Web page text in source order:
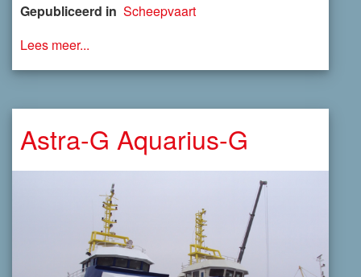
Gepubliceerd in Scheepvaart
Lees meer...
Astra-G Aquarius-G